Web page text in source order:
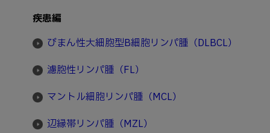
疾患編
びまん性大細胞型B細胞リンパ腫（DLBCL）
濾胞性リンパ腫（FL）
マントル細胞リンパ腫（MCL）
辺縁帯リンパ腫（MZL）